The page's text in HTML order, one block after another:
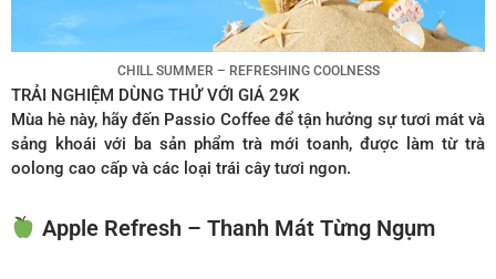
CHILL SUMMER – REFRESHING COOLNESS
TRẢI NGHIỆM DÙNG THỬ VỚI GIÁ 29K
Mùa hè này, hãy đến Passio Coffee để tận hưởng sự tươi mát và
sảng khoái với ba sản phẩm trà mới toanh, được làm từ trà
oolong cao cấp và các loại trái cây tươi ngon.
Apple Refresh – Thanh Mát Từng Ngụm